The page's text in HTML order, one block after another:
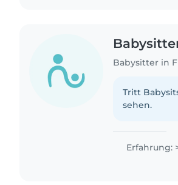
Babysitter in
Tritt
sehen.
Erfahrung: